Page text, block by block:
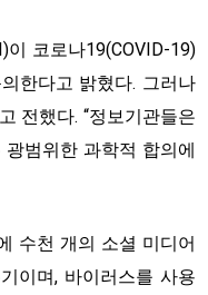
코로나19(COVID-19)
한다고 밝혔다. 그러나
전했다. “정보기관들은
범위한 과학적 합의에
수천 개의 소셜 미디어
이며, 바이러스를 사용